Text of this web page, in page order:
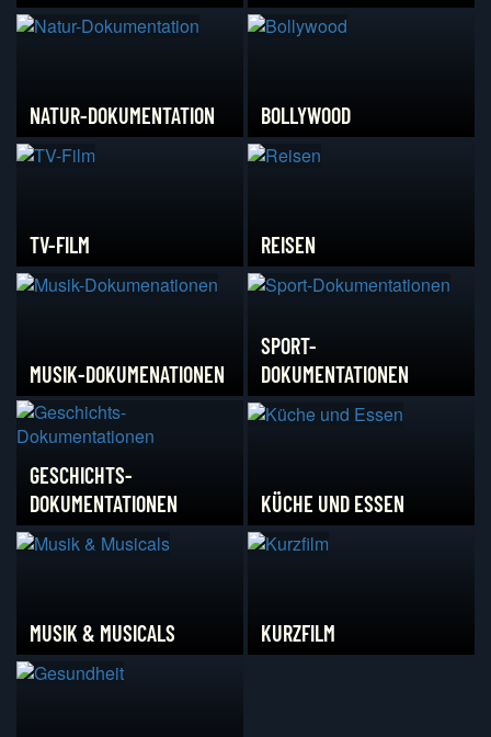
NATUR-DOKUMENTATION BOLLYWOOD
TV-FILM REISEN
MUSIK-DOKUMENATIONEN
SPORT-
DOKUMENTATIONEN
GESCHICHTS-
DOKUMENTATIONEN
KÜCHE UND ESSEN
MUSIK & MUSICALS KURZFILM